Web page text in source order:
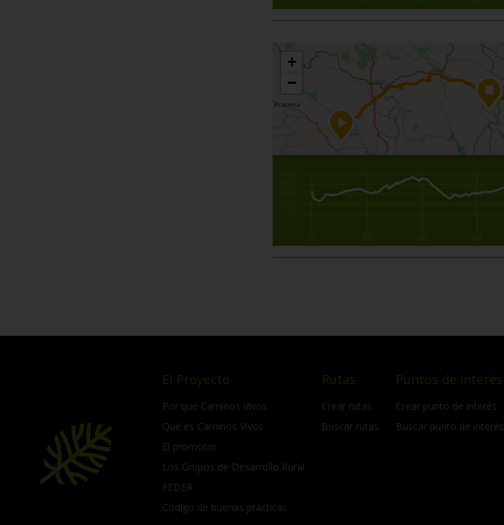
+
−
El Proyecto
Por qué Caminos Vivos
Qué es Caminos Vivos
El promotor
Los Grupos de Desarrollo Rural
FEDER
Código de buenas prácticas
Rutas
Crear rutas
Buscar rutas
Puntos de interés
Crear punto de interés
Buscar punto de interés